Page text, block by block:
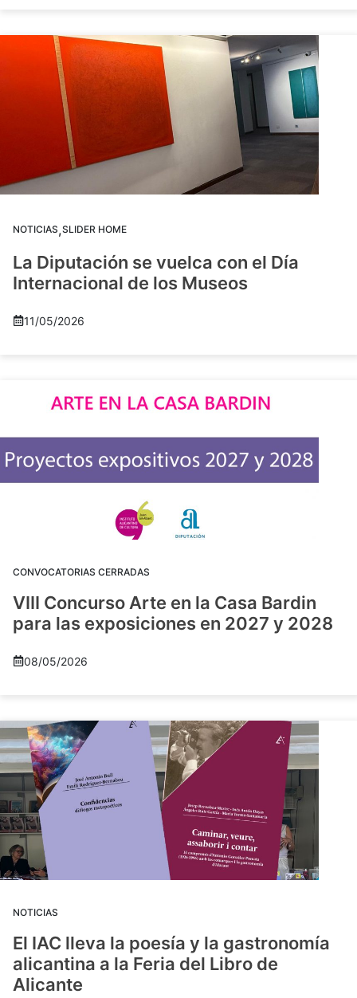
NOTICIAS,SLIDER HOME
La Diputación se vuelca con el Día
Internacional de los Museos
11/05/2026
CONVOCATORIAS CERRADAS
VIII Concurso Arte en la Casa Bardin
para las exposiciones en 2027 y 2028
08/05/2026
NOTICIAS
El IAC lleva la poesía y la gastronomía
alicantina a la Feria del Libro de
Alicante